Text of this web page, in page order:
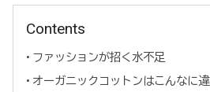
Contents
ファッションが招く水不足
オーガニックコットンはこんなに違